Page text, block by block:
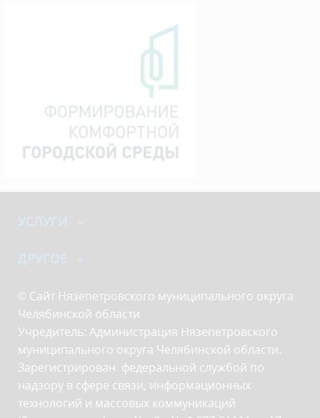
УСЛУГИ
ДРУГОЕ
© Сайт Нязепетровского муниципального округа
Челябинской области
Учредитель: Администрация Нязепетровского
муниципального округа Челябинской области.
Зарегистрирован федеральной службой по
надзору в сфере связи, информационных
технологий и массовых коммуникаций